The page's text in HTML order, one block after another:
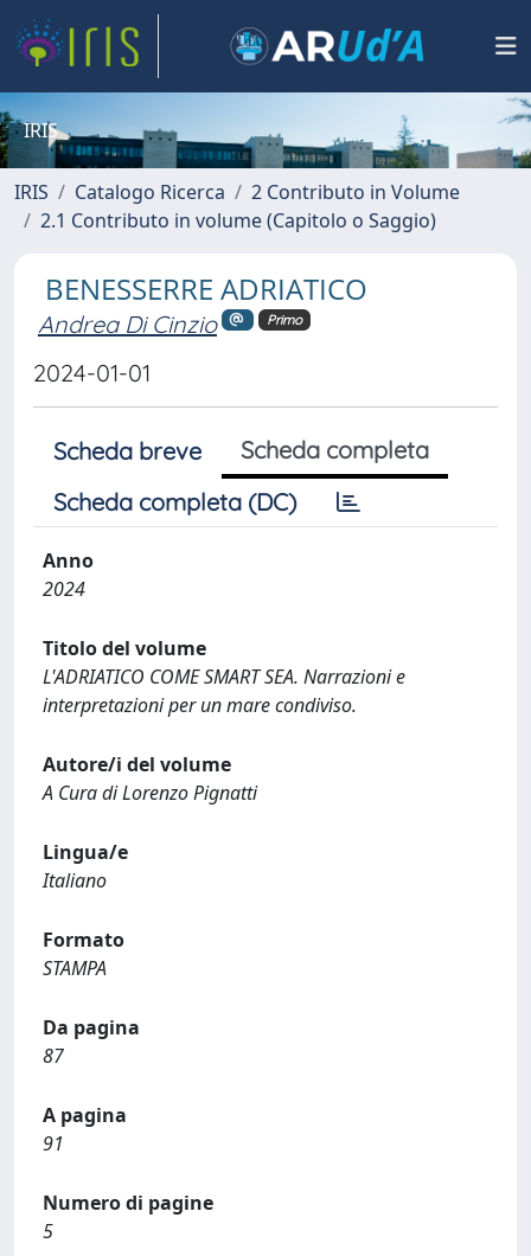
IRIS
IRIS Catalogo Ricerca
2 Contributo in Volume
2.1 Contributo in volume (Capitolo o Saggio)
BENESSERRE ADRIATICO
Andrea Di Cinzio Primo
2024-01-01
Scheda breve
Scheda completa
Scheda completa (DC)
Anno
2024
Titolo del volume
L'ADRIATICO COME SMART SEA. Narrazioni e
interpretazioni per un mare condiviso.
Autore/i del volume
A Cura di Lorenzo Pignatti
Lingua/e
Italiano
Formato
STAMPA
Da pagina
87
A pagina
91
Numero di pagine
5